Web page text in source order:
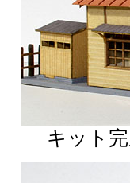
キット